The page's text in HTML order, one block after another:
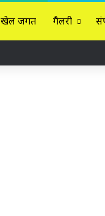
खेल जगत गैलरी